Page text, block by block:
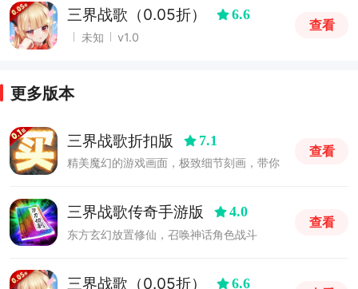
三界战歌（0.05折） 6.6
未知 v1.0
查看
更多版本
三界战歌折扣版 7.1
精美魔幻的游戏画面，极致细节刻画，带你
查看
三界战歌传奇手游版 4.0
东方玄幻放置修仙，召唤神话角色战斗
查看
三界战歌（0.05折） 6.6